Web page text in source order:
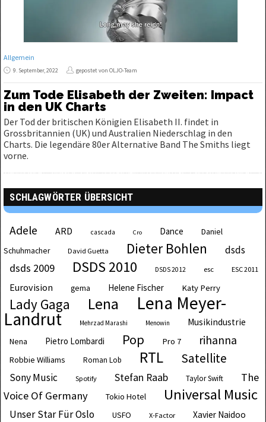
Allgemein
9. September, 2022 gepostet von OLJO-Team
Zum Tode Elisabeth der Zweiten: Impact
in den UK Charts
Der Tod der britischen Königien Elisabeth II. findet in
Grossbritannien (UK) und Australien Niederschlag in den
Charts. Die legendäre 80er Alternative Band The Smiths liegt
vorne.
SCHLAGWÖRTER ÜBERSICHT
Adele ARD cascada Cro Dance
Daniel
Schuhmacher
David Guetta Dieter Bohlen dsds
dsds 2009 DSDS 2010 DSDS 2012 esc ESC 2011
Eurovision gema Helene Fischer Katy Perry
Lady Gaga Lena Lena Meyer-
Landrut Mehrzad Marashi Menowin Musikindustrie
Nena Pietro Lombardi Pop Pro 7 rihanna
Robbie Williams Roman Lob RTL Satellite
Sony Music Spotify Stefan Raab Taylor Swift
The
Voice Of Germany
Tokio Hotel Universal Music
Unser Star Für Oslo USFO X-Factor
Xavier Naidoo